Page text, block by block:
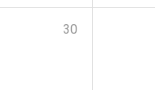
30